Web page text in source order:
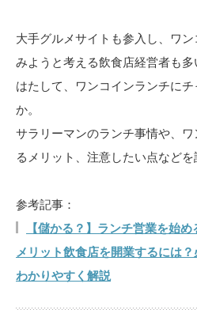
大手グルメサイトも参入し、ワ
みようと考える飲食店経営者も多
はたして、ワンコインランチに
か。
サラリーマンのランチ事情や、
るメリット、注意したい点などを
参考記事：
【儲かる？】ランチ営業を始
メリット飲食店を開業するには
わかりやすく解説